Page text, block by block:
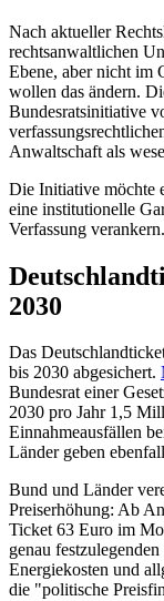
Nach aktueller
rechtsanwaltlichen
Ebene, aber nicht im
wollen das ändern.
Bundesratsinitiative
Anwaltschaft als
Die Initiative möchte
eine institutionelle
Verfassung verankern.
2030
Das
bis 2030 abgesichert.
Bundesrat einer
2030 pro Jahr 1,5
Einnahmeausfällen
Länder geben
Bund und Länder
Preiserhöhung: Ab
Ticket 63 Euro im
genau
Energiekosten und
die "politische